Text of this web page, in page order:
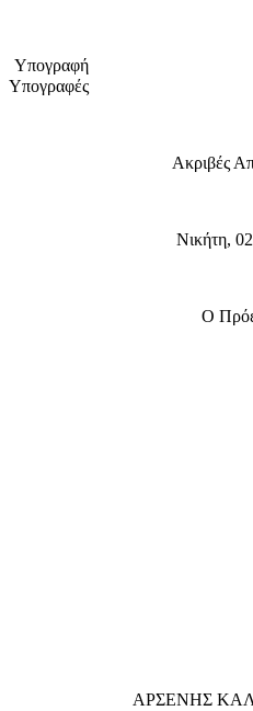
Υπογραφή
Υπογραφές
Ακριβές
Νικήτη,
Ο
ΑΡΣΕΝΗΣ